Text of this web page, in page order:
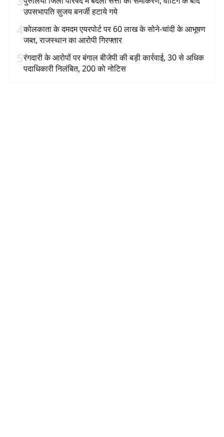
उपसभापति सुजय बनर्जी हटाये गये
4कोलकाता के दमदम एयरपोर्ट पर 60 लाख के सोने-चांदी के आभूषण
जब्त, राजस्थान का आरोपी गिरफ्तार
5रंगदारी के आरोपों पर बंगाल बीजेपी की बड़ी कार्रवाई, 30 से अधिक
पदाधिकारी निलंबित, 200 को नोटिस